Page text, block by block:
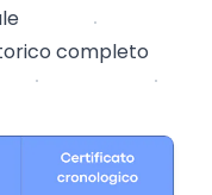
completo